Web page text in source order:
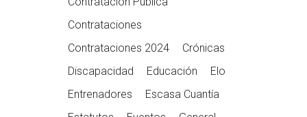
Contrataciones
Contrataciones 2024
Crónicas
Discapacidad
Educación
Elo
Entrenadores
Escasa Cuantía